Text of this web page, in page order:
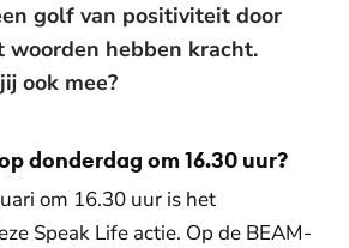
golf van positiviteit door
woorden hebben kracht.
ook mee?
donderdag om 16.30 uur?
om 16.30 uur is het
Speak Life actie. Op de BEAM-